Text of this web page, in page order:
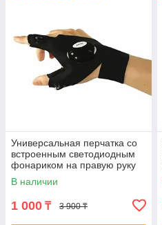
Универсальная перчатка со
встроенным светодиодным
фонариком на правую руку
В наличии
1 000 ₸ 3 900 ₸